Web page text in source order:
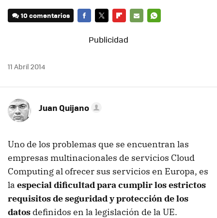
10 comentarios
11 Abril 2014
Juan Quijano
Uno de los problemas que se encuentran las
empresas multinacionales de servicios Cloud
Computing al ofrecer sus servicios en Europa, es
la especial dificultad para cumplir los estrictos
requisitos de seguridad y protección de los
datos definidos en la legislación de la UE.